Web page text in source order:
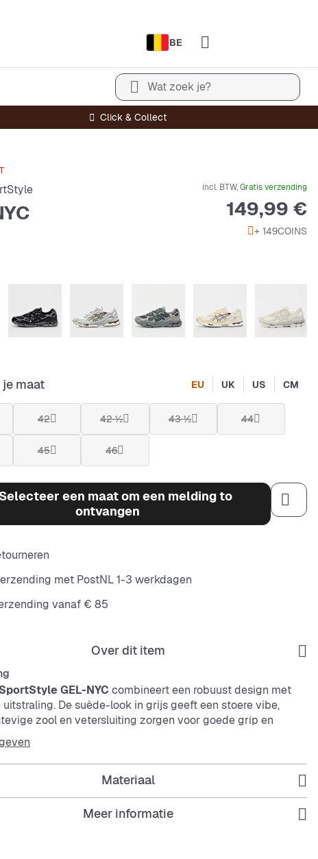
BE
Wat zoek je?
Click & Collect
incl. BTW,Gratis verzending
Prijs
149,99 €
+ 149COINS
maat EU UK US CM
42 42 ½ 43 ½ 44
45 46
Selecteer een maat om een melding to
ontvangen
met PostNL 1-3 werkdagen
vanaf € 85
Over dit item
GEL-NYC combineert een robuust design met
uitstraling. De suède-look in grijs geeft een stoere vibe,
zool en vetersluiting zorgen voor goede grip en
Materiaal
Meer informatie